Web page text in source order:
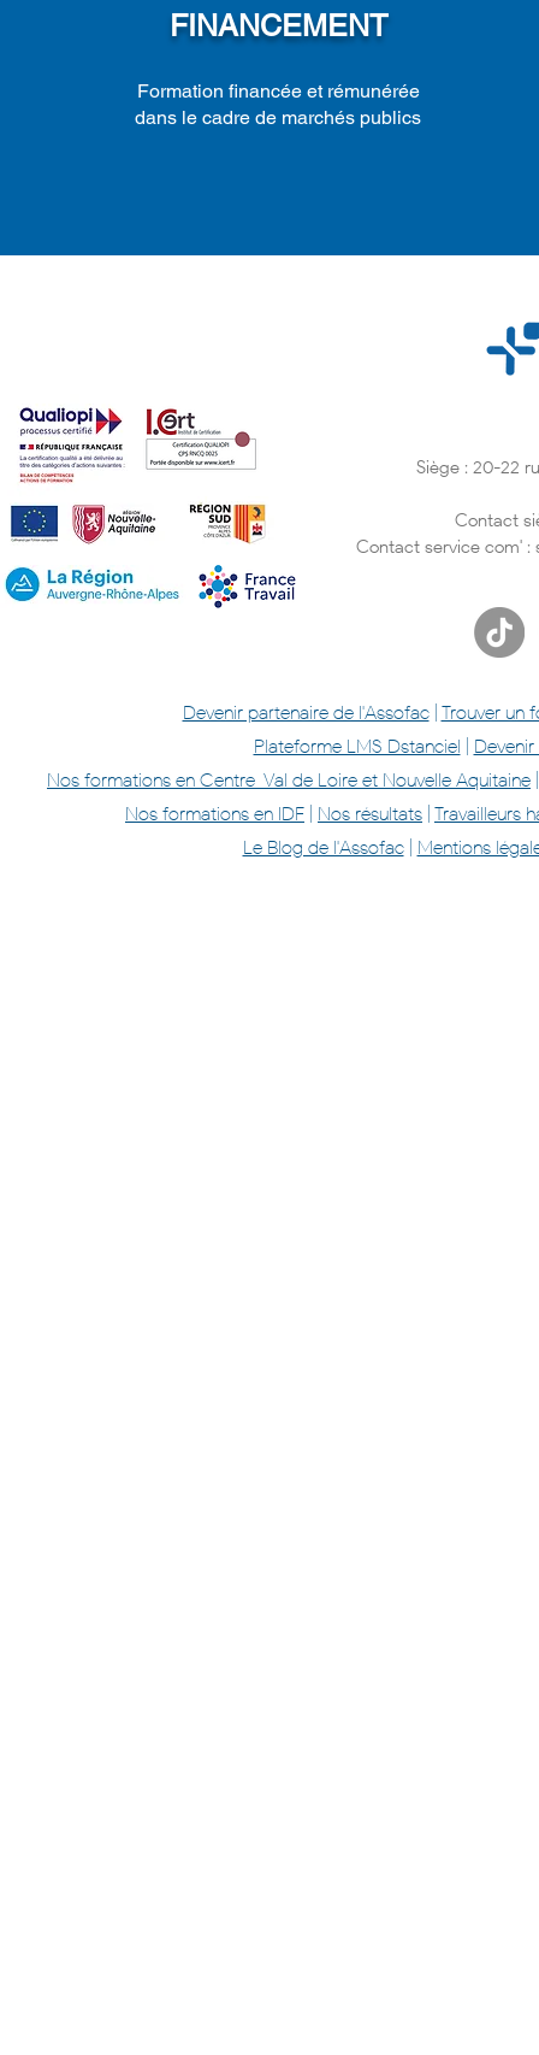
FINANCEMENT
Formation financée et rémunérée
dans le cadre de marchés publics
Siège : 20-22
Contact
Contact service com' :
Devenir partenaire de l'Assofac Trouver un
Plateforme LMS Dstanciel
Nos formations en Centre-Val de Loire et Nouvelle Aquitaine
Nos formations en IDF
Nos résultats Travailleurs
Le Blog de l'Assofac
Mentions